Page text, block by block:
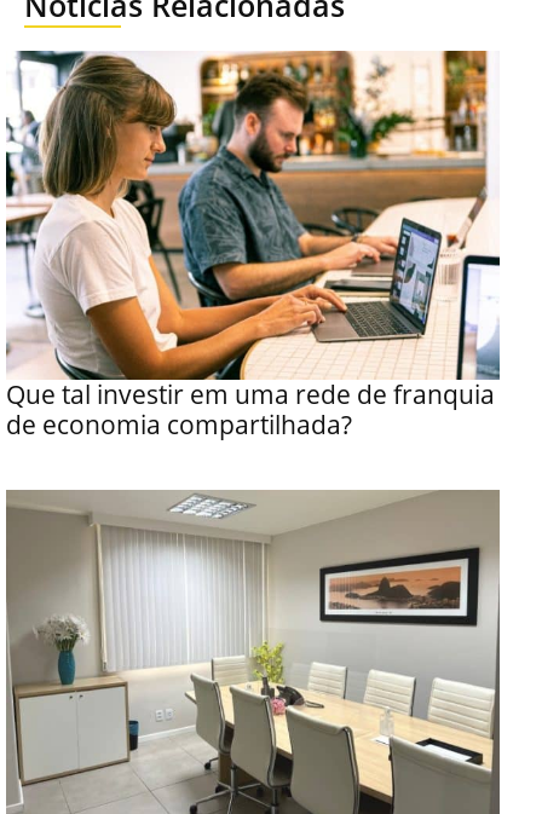
Que tal investir em uma rede de franquia
de economia compartilhada?